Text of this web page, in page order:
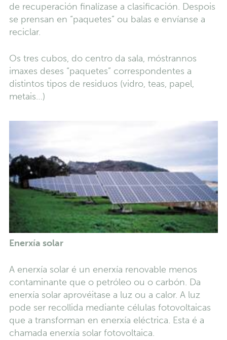
de recuperación finalízase a clasificación. Despois
se prensan en “paquetes” ou balas e envíanse a
reciclar.
Os tres cubos, do centro da sala, móstrannos
imaxes deses “paquetes” correspondentes a
distintos tipos de residuos (vidro, teas, papel,
metais…)
Enerxía solar
A enerxía solar é un enerxía renovable menos
contaminante que o petróleo ou o carbón. Da
enerxía solar aprovéitase a luz ou a calor. A luz
pode ser recollida mediante células fotovoltaicas
que a transforman en enerxía eléctrica. Esta é a
chamada enerxía solar fotovoltaica.